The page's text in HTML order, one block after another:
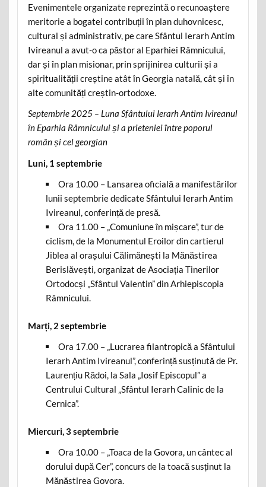
Evenimentele organizate reprezintă o recunoaștere
meritorie a bogatei contribuții în plan duhovnicesc,
cultural și administrativ, pe care Sfântul Ierarh Antim
Ivireanul a avut-o ca păstor al Eparhiei Râmnicului,
dar și în plan misionar, prin sprijinirea culturii și a
spiritualității creștine atât în Georgia natală, cât și în
alte comunități creștin-ortodoxe.
Septembrie 2025 – Luna Sfântului Ierarh Antim Ivireanul
în Eparhia Râmnicului și a prieteniei între poporul
român și cel georgian
Luni, 1 septembrie
Ora 10.00 – Lansarea oficială a manifestărilor
lunii septembrie dedicate Sfântului Ierarh Antim
Ivireanul, conferință de presă.
Ora 11.00 – „Comuniune în mișcare”, tur de
ciclism, de la Monumentul Eroilor din cartierul
Jiblea al orașului Călimănești la Mănăstirea
Berislăvești, organizat de Asociația Tinerilor
Ortodocși „Sfântul Valentin” din Arhiepiscopia
Râmnicului.
Marți, 2 septembrie
Ora 17.00 – „Lucrarea filantropică a Sfântului
Ierarh Antim Ivireanul”, conferință susținută de Pr.
Laurențiu Rădoi, la Sala „Iosif Episcopul” a
Centrului Cultural „Sfântul Ierarh Calinic de la
Cernica”.
Miercuri, 3 septembrie
Ora 10.00 – „Toaca de la Govora, un cântec al
dorului după Cer”, concurs de la toacă susținut la
Mănăstirea Govora.